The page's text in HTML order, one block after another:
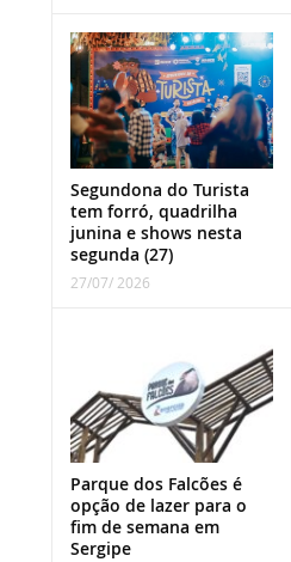
Segundona do Turista
tem forró, quadrilha
junina e shows nesta
segunda (27)
27/07/ 2026
Parque dos Falcões é
opção de lazer para o
fim de semana em
Sergipe